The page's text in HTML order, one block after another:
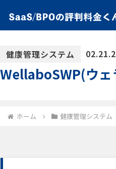
健康管理システム
WellaboSWP(ウェ
ホーム 健康管理システム